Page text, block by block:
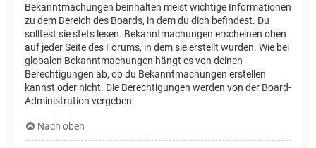
Bekanntmachungen beinhalten meist wichtige Informationen
zu dem Bereich des Boards, in dem du dich befindest. Du
solltest sie stets lesen. Bekanntmachungen erscheinen oben
auf jeder Seite des Forums, in dem sie erstellt wurden. Wie bei
globalen Bekanntmachungen hängt es von deinen
Berechtigungen ab, ob du Bekanntmachungen erstellen
kannst oder nicht. Die Berechtigungen werden von der Board-
Administration vergeben.
Nach oben